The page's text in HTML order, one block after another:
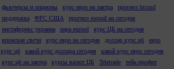
фьючерсы и опционы
курс евро на завтра
прогноз btcusd
поддержка
ФРС США
прогноз eurusd на сегодня
инстафорекс украина
пара eurusd
курс ЦБ на сегодня
японские свечи
курс евро на сегодня доллар курс цб
евро
курс цб
какой курс доллара сегодня
какой курс евро сегодня
курс цб на завтра
курсы валют ЦБ Teletrade
тейк-профит